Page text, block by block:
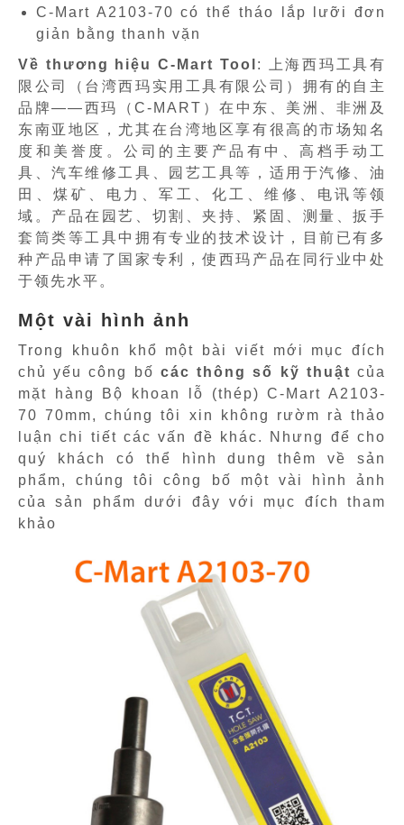
C-Mart A2103-70 có thể tháo lắp lưỡi đơn
giản bằng thanh vặn
Về thương hiệu C-Mart Tool : 上海西玛工具有
限公司（台湾西玛实用工具有限公司）拥有的自主
品牌——西玛（C-MART）在中东、美洲、非洲及
东南亚地区，尤其在台湾地区享有很高的市场知名
度和美誉度。公司的主要产品有中、高档手动工
具、汽车维修工具、园艺工具等，适用于汽修、油
田、煤矿、电力、军工、化工、维修、电讯等领
域。产品在园艺、切割、夹持、紧固、测量、扳手
套筒类等工具中拥有专业的技术设计，目前已有多
种产品申请了国家专利，使西玛产品在同行业中处
于领先水平。
Một vài hình ảnh
Trong khuôn khổ một bài viết mới mục đích
chủ yếu công bố các thông số kỹ thuật của
mặt hàng Bộ khoan lỗ (thép) C-Mart A2103-
70 70mm, chúng tôi xin không rườm rà thảo
luận chi tiết các vấn đề khác. Nhưng để cho
quý khách có thể hình dung thêm về sản
phẩm, chúng tôi công bố một vài hình ảnh
của sản phẩm dưới đây với mục đích tham
khảo